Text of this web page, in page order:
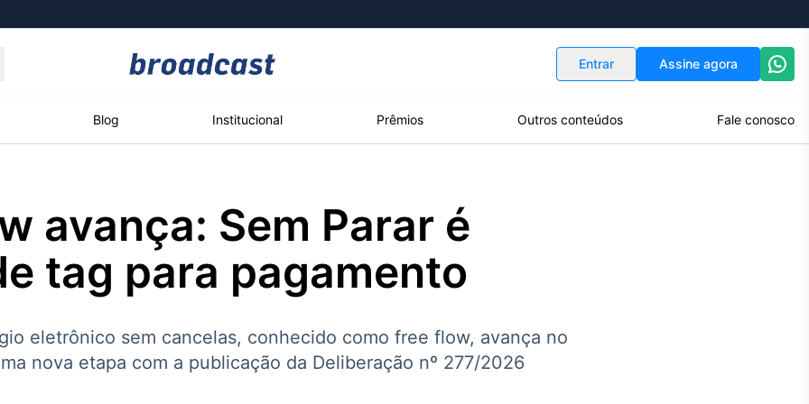
Entrar Assine agora
Blog Institucional Prêmios Outros conteúdos Fale conosco
Político
Os bastidores da
Broadcast
Energia
O setor de
White Label
Plataforma para
avança: Sem Parar é
tag para pagamento
eletrônico sem cancelas, conhecido como free flow, avança no
nova etapa com a publicação da Deliberação nº 277/2026